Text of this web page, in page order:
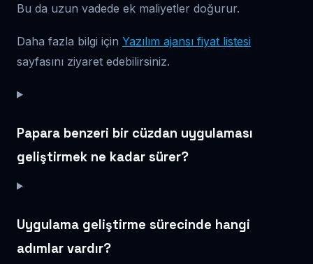
Bu da uzun vadede ek maliyetler doğurur.
Daha fazla bilgi için Yazılım ajansı fiyat listesi
sayfasını ziyaret edebilirsiniz.
Papara benzeri bir cüzdan uygulaması
geliştirmek ne kadar sürer?
Uygulama geliştirme sürecinde hangi
adımlar vardır?